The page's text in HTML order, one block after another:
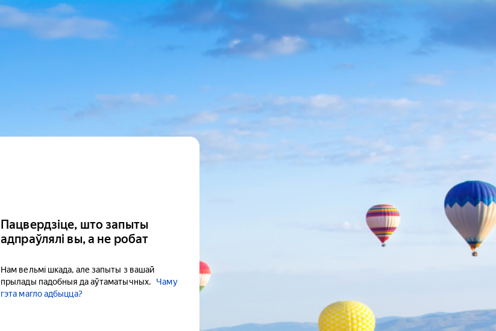
Пацвердзіце, што запыты
адпраўлялі вы, а не робат
Нам вельмі шкада, але запыты з вашай
прылады падобныя да аўтаматычных.
Чаму
гэта магло адбыцца?